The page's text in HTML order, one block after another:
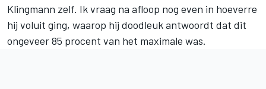
Klingmann zelf. Ik vraag na afloop nog even in hoeverre
hij voluit ging, waarop hij doodleuk antwoordt dat dit
ongeveer 85 procent van het maximale was.